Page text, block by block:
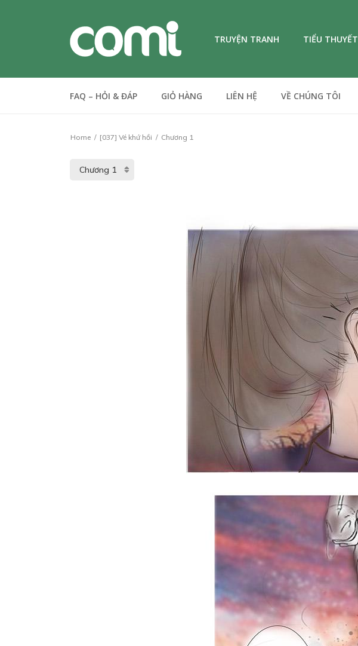
TRUYỆN TRANH TIỂU THUYẾT
FAQ – HỎI & ĐÁP GIỎ HÀNG LIÊN HỆ VỀ CHÚNG TÔI
Home [037] Vé khứ hồi Chương 1